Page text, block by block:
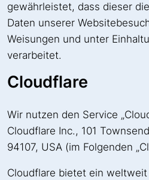
gewährleistet, dass dieser
Daten unserer
Weisungen und unter
verarbeitet.
Cloudflare
Wir nutzen den Service
Cloudflare Inc., 101
94107, USA (im Folgenden
Cloudflare bietet ein